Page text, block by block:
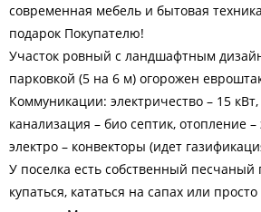
современная мебель и бытовая
подарок Покупателю!
Участок ровный с ландшафтным
парковкой (5 на 6 м) огорожен
Коммуникации: электричество – 15
канализация – био септик, отопление
электро – конвекторы (идет
У поселка есть собственный
купаться, кататься на сапах или